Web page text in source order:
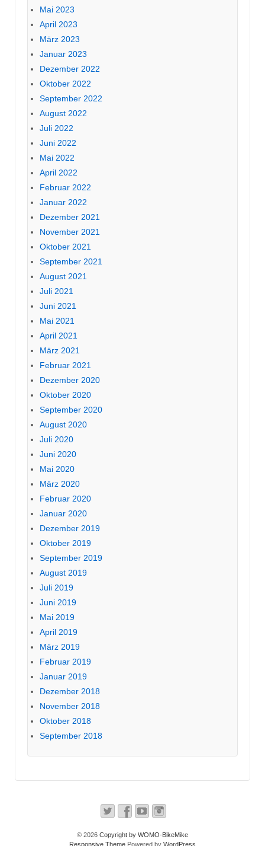
Mai 2023
April 2023
März 2023
Januar 2023
Dezember 2022
Oktober 2022
September 2022
August 2022
Juli 2022
Juni 2022
Mai 2022
April 2022
Februar 2022
Januar 2022
Dezember 2021
November 2021
Oktober 2021
September 2021
August 2021
Juli 2021
Juni 2021
Mai 2021
April 2021
März 2021
Februar 2021
Dezember 2020
Oktober 2020
September 2020
August 2020
Juli 2020
Juni 2020
Mai 2020
März 2020
Februar 2020
Januar 2020
Dezember 2019
Oktober 2019
September 2019
August 2019
Juli 2019
Juni 2019
Mai 2019
April 2019
März 2019
Februar 2019
Januar 2019
Dezember 2018
November 2018
Oktober 2018
September 2018
© 2026 Copyright by WOMO-BikeMike
Responsive Theme Powered by WordPress